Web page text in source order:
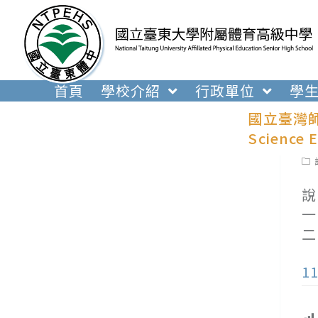
內
首頁 學校介紹 行政單位 學
國立臺灣
Science